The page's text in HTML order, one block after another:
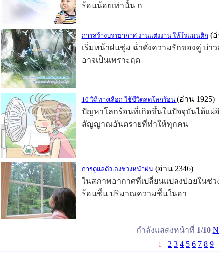
ร้อนน้อยเท่านั้น ก
การสร้างบรรยากาศ งานแต่งงาน ให้โรแมนติก (อ่
เริ่มหน้าฝนชุ่ม ฉ่ำดั่งความรักของคู่ บ่า
อาจเป็นเพราะฤด
10 วิถีทางเลือก ใช้ชีวิตลดโลกร้อน (อ่าน 1925)
ปัญหาโลกร้อนที่เกิดขึ้นในปัจจุบันได้แ
สัญญาณอันตรายที่ทำให้ทุกคน
การดูแลตัวเองช่วงหน้าฝน(อ่าน 2346)
ในสภาพอากาศที่เปลี่ยนแปลงบ่อยในช่
ร้อนชื้น ปริมาณความชื้นในอา
กำลังแสดงหน้าที่ 1/10
1 2 3 4 5 6 7 8 9